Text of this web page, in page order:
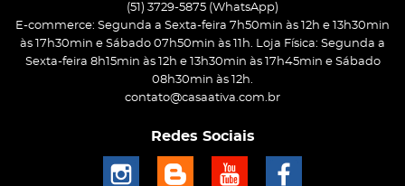
(51) 3729-5875 (WhatsApp)
E-commerce: Segunda a Sexta-feira 7h50min às 12h e 13h30min
às 17h30min e Sábado 07h50min às 11h. Loja Física: Segunda a
Sexta-feira 8h15min às 12h e 13h30min às 17h45min e Sábado
08h30min às 12h.
contato@casaativa.com.br
Redes Sociais